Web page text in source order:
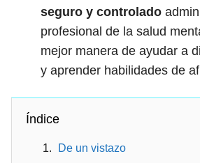
seguro y controlado
profesional de la salud
mejor manera de ayudar a
y aprender habilidades de
Índice
De un vistazo